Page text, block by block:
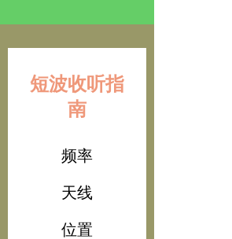
短波收听指
南
频率
天线
位置